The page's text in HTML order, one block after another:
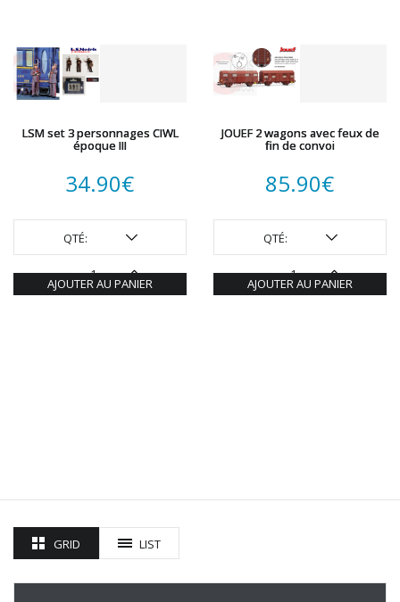
LSM set 3 personnages CIWL
époque III
34.90€
QTÉ:
AJOUTER AU PANIER
JOUEF 2 wagons avec feux de
fin de convoi
85.90€
QTÉ:
AJOUTER AU PANIER
GRID LIST